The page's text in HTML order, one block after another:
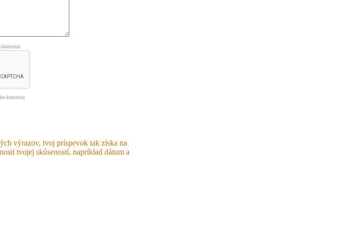
kontrola)
kontrola)
výrazov, tvoj príspevok tak získa na
tvojej skúseností, napríklad dátum a